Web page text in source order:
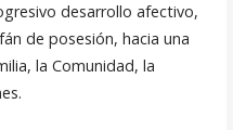
desarrollo afectivo,
de posesión, hacia una
la Comunidad, la